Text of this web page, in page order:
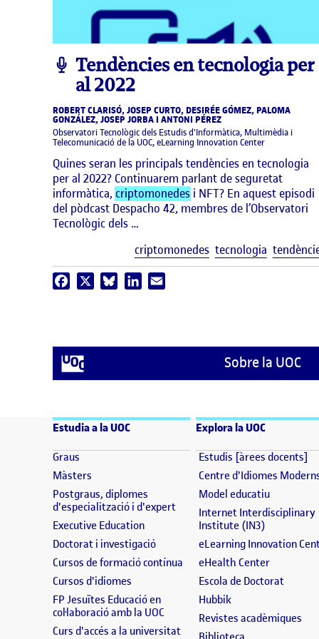
podcast
Tendències en tecnologia per
al 2022
ROBERT CLARISÓ, JOSEP CURTO, DESIRÉE GÓMEZ, PALOMA
GONZÁLEZ, JOSEP JORBA I ANTONI PÉREZ
Observatori Tecnològic dels Estudis d'Informàtica, Multimèdia i
Telecomunicació de la UOC, eLearning Innovation Center
Quines seran les principals tendències en tecnologia
per al 2022? Continuarem parlant de seguretat
informàtica, criptomonedes i NFT? En aquest episodi
del pòdcast Despacho 42, membres de l’Observatori
Tecnològic dels …
criptomonedes tecnologia
Facebook BlueskyLinkedIn
Sobre la UOC
Estudia a la UOC
Graus (s'obre en una finestra nova)
Màsters (s'obre en una finestra nova)
Postgraus, diplomes
d'especialització i d'expert(s'obre en una finestra nova)
Executive Education(s'obre en una finestra nova)
Doctorat i investigació(s'obre en una finestra nova)
Cursos de formació contínua (s'obre en una finestra nova)
Cursos d'idiomes (s'obre en una finestra nova)
FP Jesuïtes Educació en
col·laboració amb la UOC(s'obre en una finestra nova)
Curs d'accés a la universitat(s'obre en una finestra nova)
Explora la UOC
Estudis [àrees docents]
Centre d'Idiomes
Model educatiu(s'obre en
Internet Interdisciplinary
Institute (IN3)(s'obre en
eLearning Innovation
eHealth Center(s'obre en
Escola de Doctorat(s'obre
Hubbik(s'obre en una
Revistes acadèmiques